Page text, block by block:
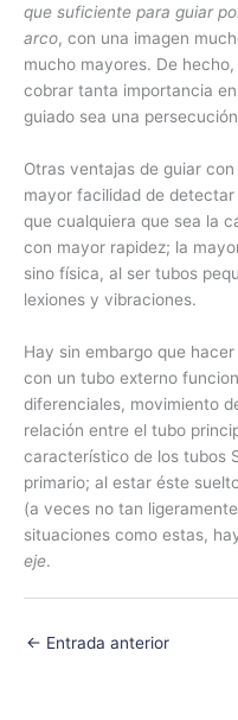
que suficiente para guiar
arco, con una imagen
mucho mayores. De
cobrar tanta importancia
guiado sea una
Otras ventajas de guiar
mayor facilidad de
que cualquiera que sea la
con mayor rapidez; la
sino física, al ser tubos
lexiones y vibraciones.
Hay sin embargo que
con un tubo externo
diferenciales, movimiento
relación entre el tubo
característico de los tubos
primario; al estar éste
(a veces no tan
situaciones como estas,
eje.
← Entrada anterior